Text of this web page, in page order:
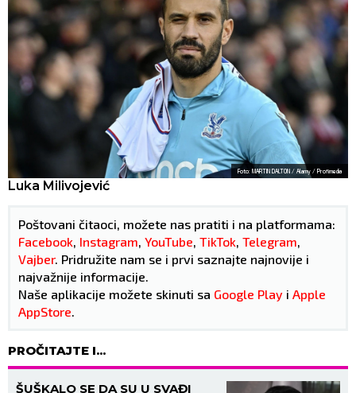
Foto: MARTIN DALTON / Alamy / Profimedia
Luka Milivojević
Poštovani čitaoci, možete nas pratiti i na platformama:
Facebook, Instagram, YouTube, TikTok, Telegram,
Vajber. Pridružite nam se i prvi saznajte najnovije i
najvažnije informacije.
Naše aplikacije možete skinuti sa Google Play i Apple
AppStore.
PROČITAJTE I...
ŠUŠKALO SE DA SU U SVAĐI